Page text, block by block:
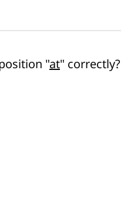
"at" correctly?